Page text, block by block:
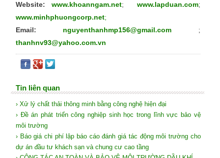
Website:
www.khoanngam.net; www.lapduan.com;
www.minhphuongcorp.net;
Email: nguyenthanhmp156@gmail.com ;
thanhnv93@yahoo.com.vn
Tin liên quan
› Xử lý chất thải thông minh bằng công nghệ hiện đại
› Đề án phát triển công nghiệp sinh học trong lĩnh vực bảo vệ
môi trường
› Báo giá chi phí lập báo cáo đánh giá tác động môi trường cho
dự án đầu tư khách sạn và chung cư cao tầng